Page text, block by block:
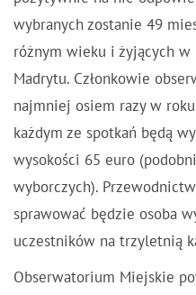
wybranych zostanie 49
różnym wieku i żyjących w
Madrytu. Członkowie
najmniej osiem razy w
każdym ze spotkań będą
wysokości 65 euro
wyborczych).
sprawować będzie osoba
uczestników na trzyletnią
Obserwatorium Miejskie